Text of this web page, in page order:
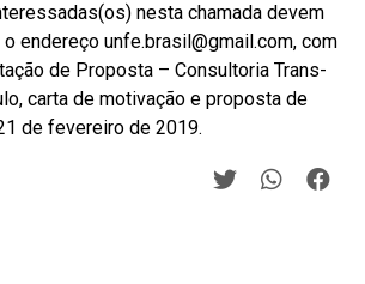
nesta chamada devem
endereço unfe.brasil@gmail.com, com
de Proposta – Consultoria Trans-
carta de motivação e proposta de
de fevereiro de 2019.